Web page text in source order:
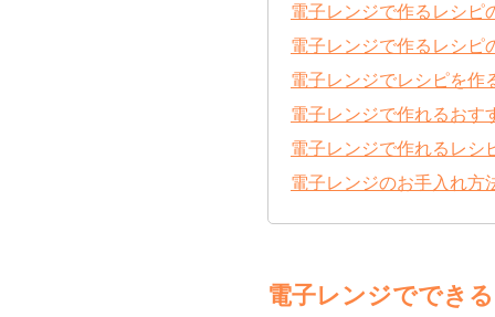
電子レンジで作るレシピ
電子レンジで作るレシピ
電子レンジでレシピを作
電子レンジで作れるおす
電子レンジで作れるレシ
電子レンジのお手入れ方
電子レンジででき